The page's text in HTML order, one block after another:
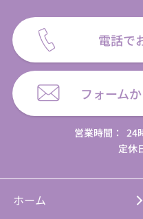
電話で
フォーム
営業時間：
24
定休
ホーム